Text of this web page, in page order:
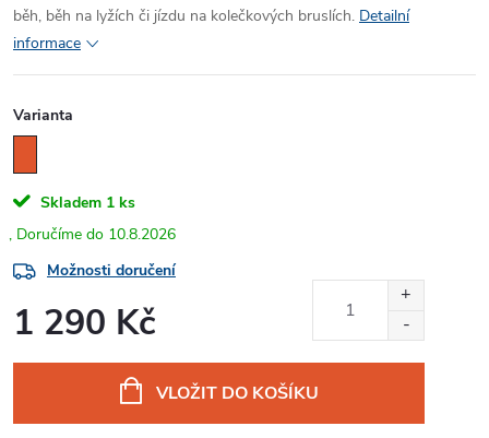
běh, běh na lyžích či jízdu na kolečkových bruslích. Detailní
informace
Varianta
Skladem 1 ks
10.8.2026
Možnosti doručení
1 290 Kč
VLOŽIT DO KOŠÍKU